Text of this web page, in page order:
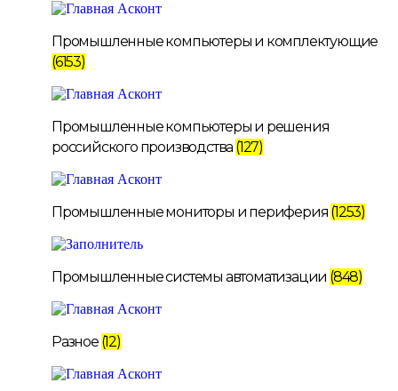
Промышленные компьютеры и комплектующие
(6153)
Промышленные компьютеры и решения
российского производства (127)
Промышленные мониторы и периферия (1253)
Промышленные системы автоматизации (848)
Разное (12)